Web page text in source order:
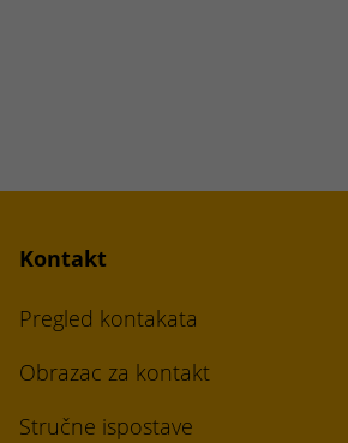
Kontakt
Pregled kontakata
Obrazac za kontakt
Stručne ispostave